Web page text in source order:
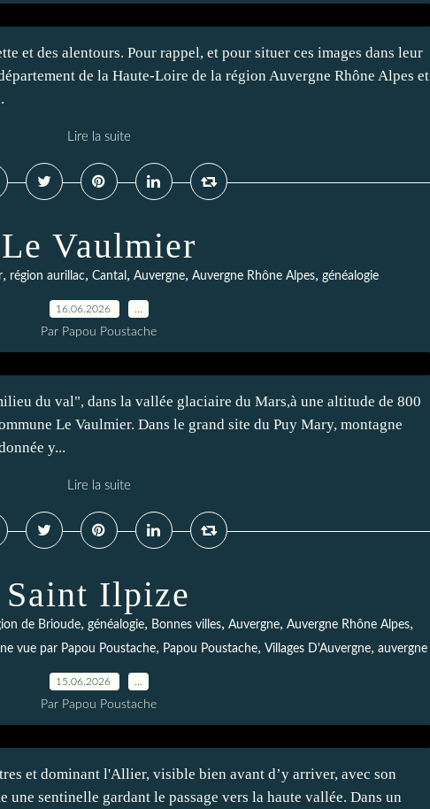
et des alentours. Pour rappel, et pour situer ces images dans leur
de la Haute-Loire de la région Auvergne Rhône Alpes et
Lire la suite
Le Vaulmier
, région aurillac, Cantal , Auvergne, Auvergne Rhône Alpes, généalogie
16.06.2026
Par Papou Poustache
du val", dans la vallée glaciaire du Mars,à une altitude de 800
Le Vaulmier. Dans le grand site du Puy Mary, montagne
y...
Lire la suite
Saint Ilpize
de Brioude, généalogie, Bonnes villes, Auvergne, Auvergne Rhône Alpes,
vue par Papou Poustache, Papou Poustache, Villages D'Auvergne, auvergne
15.06.2026
Par Papou Poustache
et dominant l'Allier, visible bien avant d’y arriver, avec son
une sentinelle gardant le passage vers la haute vallée. Dans un